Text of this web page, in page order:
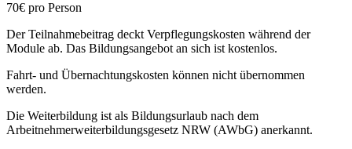
70€ pro Person
Der Teilnahmebeitrag deckt Verpflegungskosten während der
Module ab. Das Bildungsangebot an sich ist kostenlos.
Fahrt- und Übernachtungskosten können nicht übernommen
werden.
Die Weiterbildung ist als Bildungsurlaub nach dem
Arbeitnehmerweiterbildungsgesetz NRW (AWbG) anerkannt.